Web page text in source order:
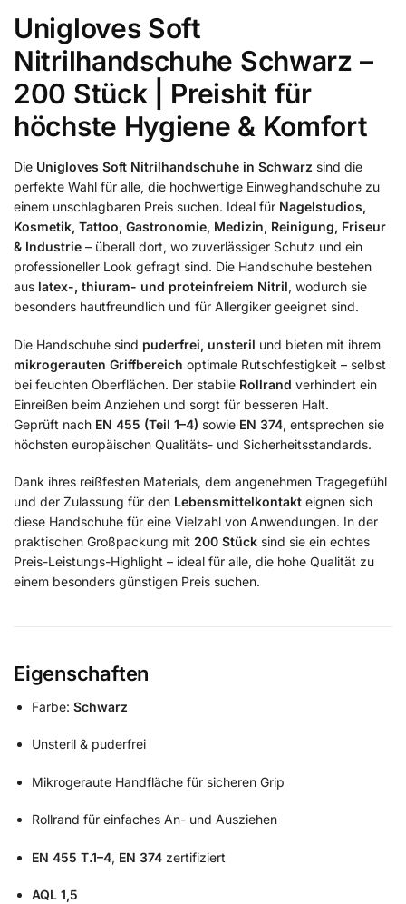
Unigloves Soft
Nitrilhandschuhe Schwarz –
200 Stück | Preishit für
höchste Hygiene & Komfort
Die Unigloves Soft Nitrilhandschuhe in Schwarz sind die
perfekte Wahl für alle, die hochwertige Einweghandschuhe zu
einem unschlagbaren Preis suchen. Ideal für Nagelstudios,
Kosmetik, Tattoo, Gastronomie, Medizin, Reinigung, Friseur
& Industrie – überall dort, wo zuverlässiger Schutz und ein
professioneller Look gefragt sind. Die Handschuhe bestehen
aus latex-, thiuram- und proteinfreiem Nitril, wodurch sie
besonders hautfreundlich und für Allergiker geeignet sind.
Die Handschuhe sind puderfrei, unsteril und bieten mit ihrem
mikrogerauten Griffbereich optimale Rutschfestigkeit – selbst
bei feuchten Oberflächen. Der stabile Rollrand verhindert ein
Einreißen beim Anziehen und sorgt für besseren Halt.
Geprüft nach EN 455 (Teil 1–4) sowie EN 374, entsprechen sie
höchsten europäischen Qualitäts- und Sicherheitsstandards.
Dank ihres reißfesten Materials, dem angenehmen Tragegefühl
und der Zulassung für den Lebensmittelkontakt eignen sich
diese Handschuhe für eine Vielzahl von Anwendungen. In der
praktischen Großpackung mit 200 Stück sind sie ein echtes
Preis-Leistungs-Highlight – ideal für alle, die hohe Qualität zu
einem besonders günstigen Preis suchen.
Eigenschaften
Farbe: Schwarz
Unsteril & puderfrei
Mikrogeraute Handfläche für sicheren Grip
Rollrand für einfaches An- und Ausziehen
EN 455 T.1–4, EN 374 zertifiziert
AQL 1,5